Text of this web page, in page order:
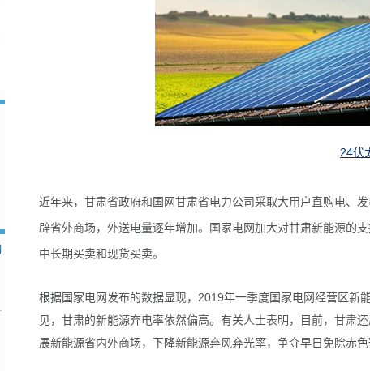
24伏
近年来，甘肃省政府和国网甘肃省电力公司采取大用户直购电、
辟省外商场，外送电量逐年增加。国家电网加大对甘肃新能源的
中长期买卖和现货买卖。
根据国家电网发布的数据显现，2019年一季度国家电网经营区
见，甘肃的新能源弃电率依然偏高。有关人士表明，目前，甘肃
展新能源省内外商场，下降新能源弃风弃光率，争夺早日免除赤色